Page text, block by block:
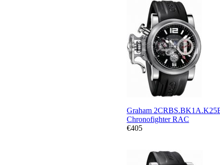
Graham
Chronofighter RAC
€405